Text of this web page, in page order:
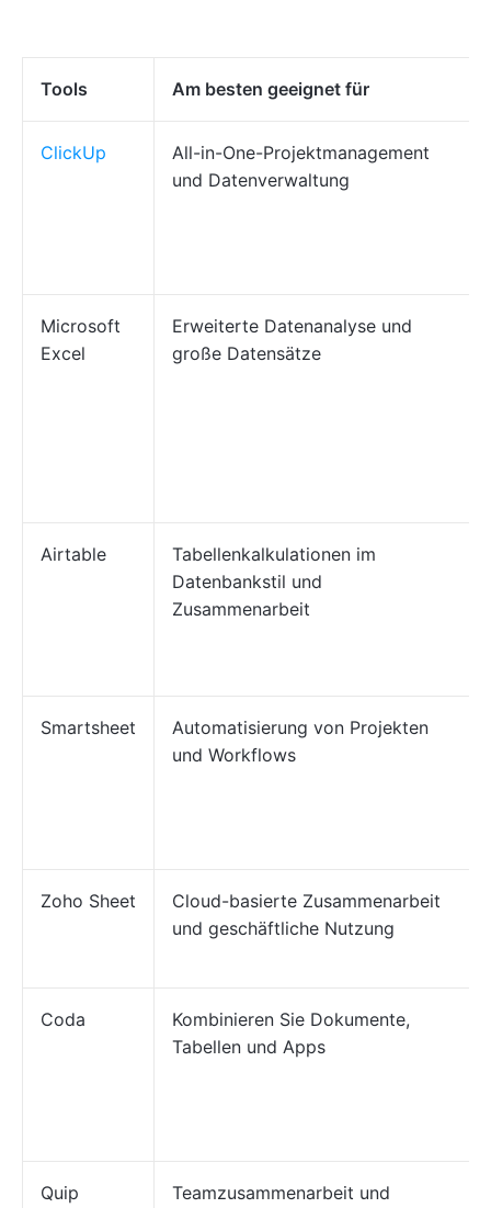
Tools Am besten geeignet für
ClickUp
All-in-One-Projektmanagement
und Datenverwaltung
Microsoft
Excel
Erweiterte Datenanalyse und
große Datensätze
Airtable
Tabellenkalkulationen im
Datenbankstil und
Zusammenarbeit
Smartsheet
Automatisierung von Projekten
und Workflows
Zoho Sheet
Cloud-basierte Zusammenarbeit
und geschäftliche Nutzung
Coda
Kombinieren Sie Dokumente,
Tabellen und Apps
Quip
Teamzusammenarbeit und